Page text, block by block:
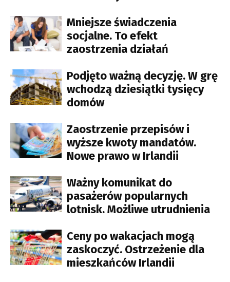
Mniejsze świadczenia
socjalne. To efekt
zaostrzenia działań
Podjęto ważną decyzję. W grę
wchodzą dziesiątki tysięcy
domów
Zaostrzenie przepisów i
wyższe kwoty mandatów.
Nowe prawo w Irlandii
Ważny komunikat do
pasażerów popularnych
lotnisk. Możliwe utrudnienia
Ceny po wakacjach mogą
zaskoczyć. Ostrzeżenie dla
mieszkańców Irlandii